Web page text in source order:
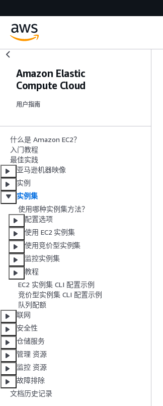
Amazon Elastic
Compute Cloud
用户指南
什么是 Amazon EC2？
入门教程
最佳实践
亚马逊机器映像
实例
实例集
使用哪种实例集方法？
配置选项
使用 EC2 实例集
使用竞价型实例集
监控实例集
教程
EC2 实例集 CLI 配置示例
竞价型实例集 CLI 配置示例
队列配额
联网
安全性
仓储服务
管理 资源
监控 资源
故障排除
文档历史记录